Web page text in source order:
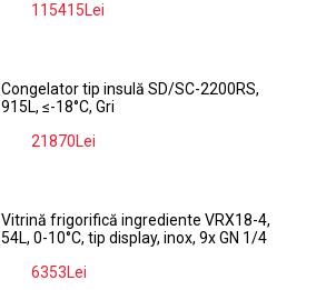
115415Lei
Congelator tip insulă SD/SC-2200RS,
915L, ≤-18°C, Gri
21870Lei
Vitrină frigorifică ingrediente VRX18-4,
54L, 0-10°C, tip display, inox, 9x GN 1/4
6353Lei